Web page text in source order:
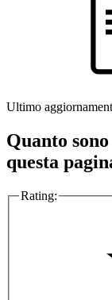
Ultimo
Quanto
questa
Rating: